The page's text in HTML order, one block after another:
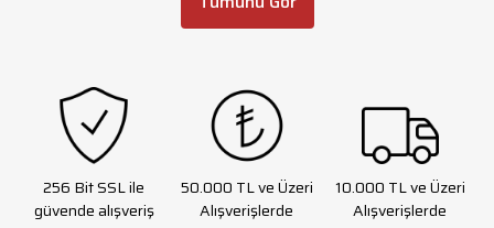
256 Bit SSL ile
güvende alışveriş
50.000 TL ve Üzeri
Alışverişlerde
10.000 TL ve Üzeri
Alışverişlerde